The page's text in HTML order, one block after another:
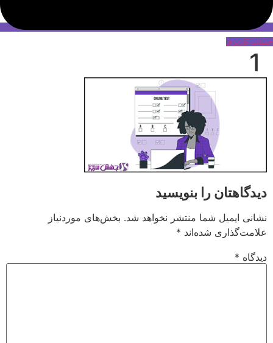
حساب کاربری
1
دیدگاهتان را بنویسید
نشانی ایمیل شما منتشر نخواهد شد. بخش‌های موردنیاز
علامت‌گذاری شده‌اند *
دیدگاه *